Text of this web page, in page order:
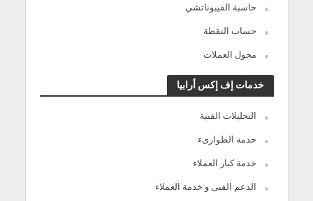
حاسبة الفيبوناتشي
حساب النقطة
محول العملات
خدمات إف إكس أرابيا
التحليلات الفنية
خدمة الطوارىء
خدمة كبار العملاء
الدعم الفنى و خدمة العملاء